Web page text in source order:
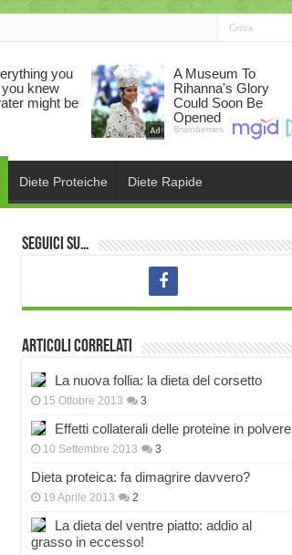
Diete Proteiche Diete Rapide
Seguici su…
Articoli correlati
La nuova follia: la dieta del corsetto
15 Ottobre 2013 3
Effetti collaterali delle proteine in polvere
10 Settembre 2013 3
Dieta proteica: fa dimagrire davvero?
19 Aprile 2013 2
La dieta del ventre piatto: addio al
grasso in eccesso!